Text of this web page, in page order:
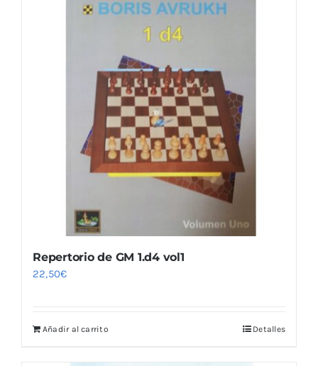
Repertorio de GM 1.d4 vol1
22,50€
Añadir al carrito Detalles